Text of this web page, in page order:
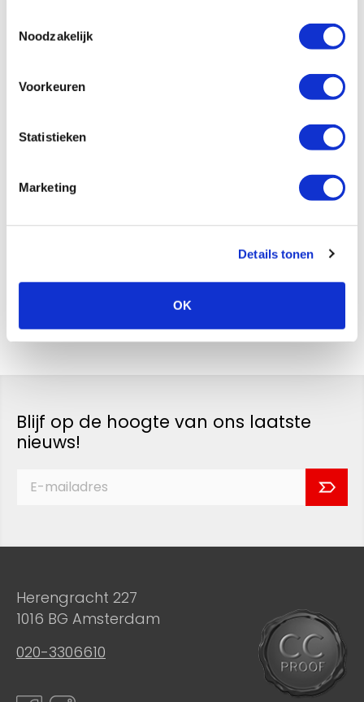
Noodzakelijk
Voorkeuren
Statistieken
Marketing
Details tonen
OK
Blijf op de hoogte van ons laatste
nieuws!
Herengracht 227
1016 BG Amsterdam
020-3306610